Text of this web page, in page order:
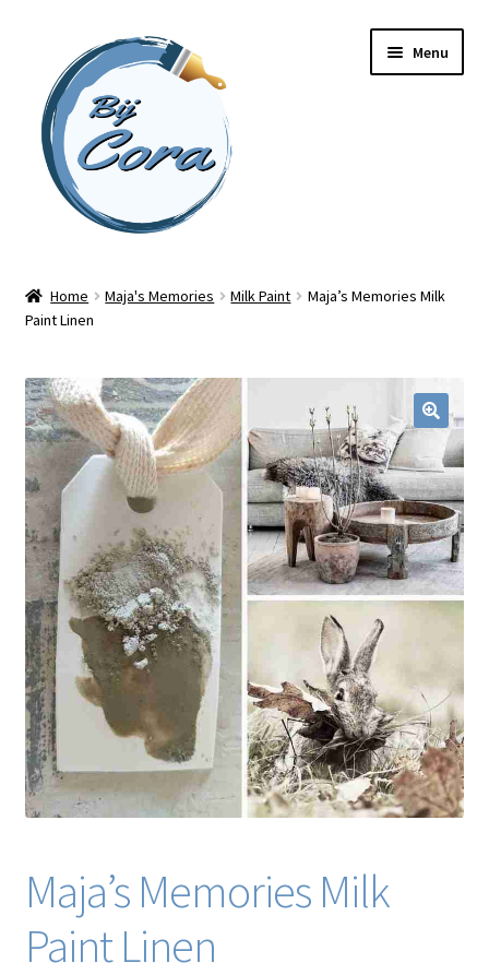
naar
navigatie
inhoud
Menu
Workshops
Online cursussen
Shop
Blog / DIY / Tutorials
Over mij
Contact
Home Maja's Memories Milk Paint
Maja’s Memories Milk
Paint Linen
Maja’s Memories Milk
Paint Linen